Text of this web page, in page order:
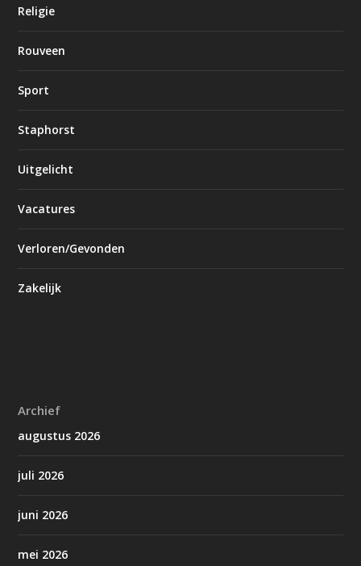
Religie
Rouveen
Sport
Staphorst
Uitgelicht
Vacatures
Verloren/Gevonden
Zakelijk
Archief
augustus 2026
juli 2026
juni 2026
mei 2026